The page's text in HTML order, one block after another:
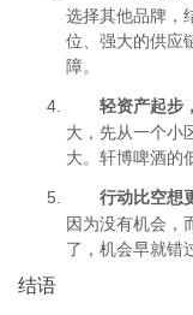
选择其他品牌，
位、强大的供应
障。
轻资产起步
大，先从一个小
大。轩博啤酒的
行动比空想
因为没有机会，
了，机会早就错
结语